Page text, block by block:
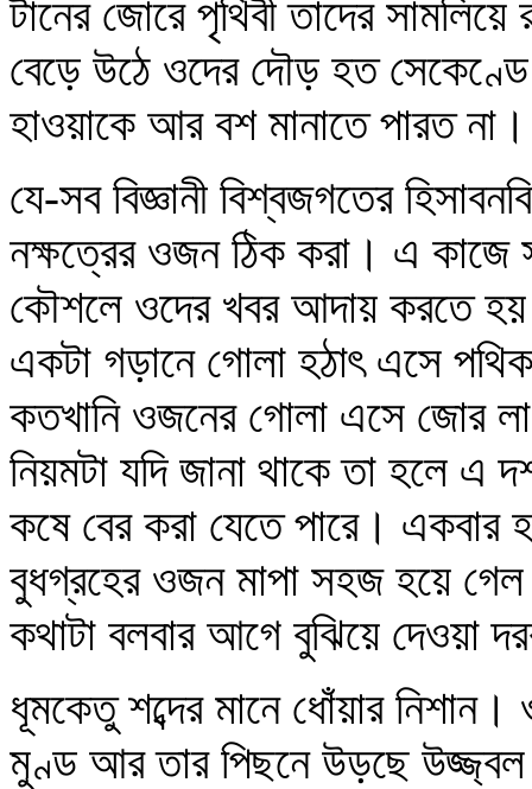
টানের জোরে পৃথিবী তাদের
বেড়ে উঠে ওদের দৌড় হত
হাওয়াকে আর বশ মানাতে পারত না।
যে-সব বিজ্ঞানী বিশ্বজগতের
নক্ষত্রের ওজন ঠিক করা। এ কাজে
কৌশলে ওদের খবর আদায় করতে
একটা গড়ানে গোলা হঠাৎ এসে
কতখানি ওজনের গোলা এসে জোর
নিয়মটা যদি জানা থাকে তা হলে এ
কষে বের করা যেতে পারে।
বুধগ্রহের ওজন মাপা সহজ হয়ে
কথাটা বলবার আগে বুঝিয়ে দেওয়া
ধূমকেতু শব্দের মানে ধোঁয়ার
মুণ্ড আর তার পিছনে উড়ছে